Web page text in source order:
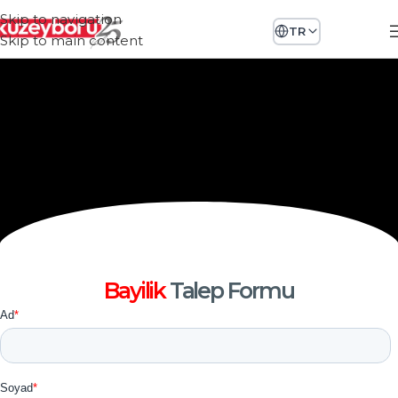
Skip to navigation
Skip to main content
TR
BayilikTalep Formu